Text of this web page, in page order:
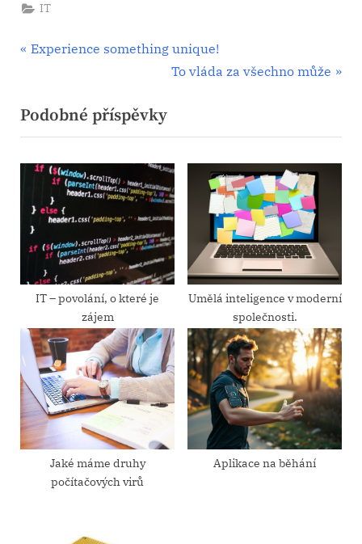
IT
Navigace
příspěvek
P
v
i
o
s
P
o
Experience something unique!
N
t
P
o
s
:
To vláda za všechno může
Podobné příspěvky
IT – povolání, o které je
zájem
Umělá inteligence v moderní
společnosti.
Jaké máme druhy
počítačových virů
Aplikace na běhání